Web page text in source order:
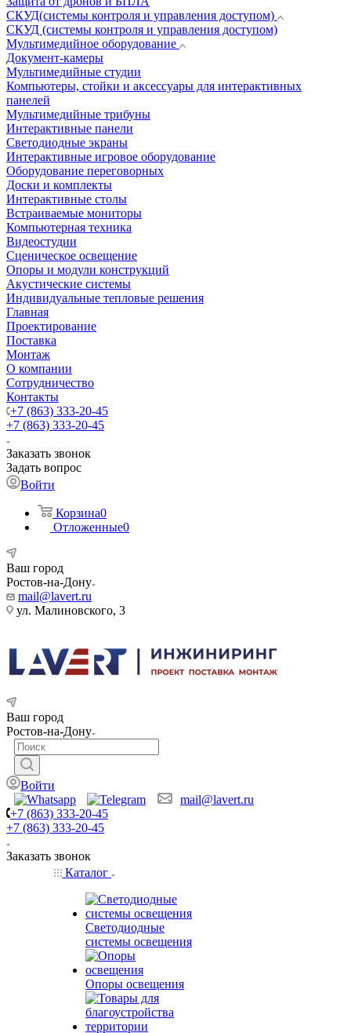
СКУД(системы контроля и управления доступом)
СКУД (системы контроля и управления доступом)
Мультимедийное оборудование
Документ-камеры
Мультимедийные студии
Компьютеры, стойки и аксессуары для интерактивных
панелей
Мультимедийные трибуны
Интерактивные панели
Светодиодные экраны
Интерактивные игровое оборудование
Оборудование переговорных
Доски и комплекты
Интерактивные столы
Встраиваемые мониторы
Компьютерная техника
Видеостудии
Cценическое освещение
Опоры и модули конструкций
Акустические системы
Индивидуальные тепловые решения
Главная
Проектирование
Поставка
Монтаж
О компании
Сотрудничество
Контакты
+7 (863) 333-20-45
+7 (863) 333-20-45
Заказать звонок
Задать вопрос
Войти
Корзина0
Отложенные0
Ваш город
Ростов-на-Дону
mail@lavert.ru
ул. Малиновского, 3
Ваш город
Ростов-на-Дону
Войти
mail@lavert.ru
+7 (863) 333-20-45
+7 (863) 333-20-45
Заказать звонок
Каталог
Светодиодные
системы освещения
Опоры освещения